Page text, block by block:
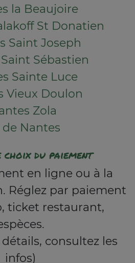
la Beaujoire
St Donatien
Saint Joseph
Sébastien
Sainte Luce
Vieux Doulon
Zola
de Nantes
choix du paiement
en ligne ou à la
Réglez par paiement
ticket restaurant,
consultez les
infos)